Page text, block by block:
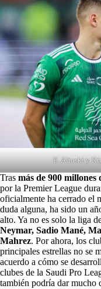
E. Alioski y
Tras más de 900 millones
por la Premier League
oficialmente ha cerrado el
duda alguna, ha sido un
alto. Ya no es solo la liga
Neymar, Sadio Mané,
Mahrez. Por ahora, los
principales estrellas no se
acuerdo a cómo se
clubes de la Saudi Pro
también podría dar mucho